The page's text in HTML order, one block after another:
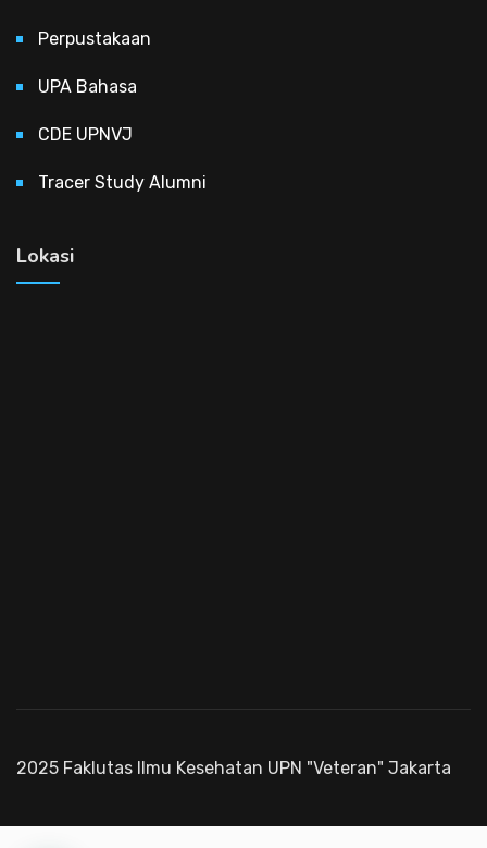
Perpustakaan
UPA Bahasa
CDE UPNVJ
Tracer Study Alumni
Lokasi
2025 Faklutas Ilmu Kesehatan UPN "Veteran" Jakarta